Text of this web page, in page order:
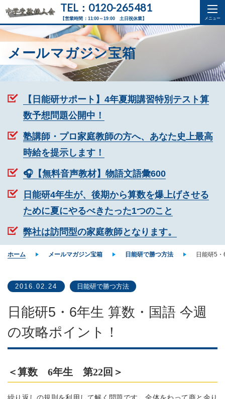
【営業時間：11:00～19:00 土日祝休業】
TEL：0120-265481
メールマガジン宝箱
【日能研サポート】4年夏期講習特別テスト算
数予想問題公開中！
塾講師・プロ家庭教師の方へ、あなた史上最高
時給を提示します！
🎧【無料音声教材】物語文語彙600
日能研4年生が、後期から算数を爆上げさせる
ために夏にやるべきたった1つのこと
弊社は訪問型の家庭教師となります。
ホーム メールマガジン宝箱 日能研で勝つ方法 日能研5
2016.02.24 日能研で勝つ方法
日能研5・6年生 算数・国語 今週
の攻略ポイント！
＜算数 6年生 第22回＞
繰り返しの規則を利用して解く問題です。全体をわって商と余り